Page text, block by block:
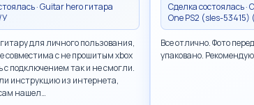
· Guitar hero гитара
У
для личного пользования,
совместима с не прошитым xbox
с подключением так и не смогли.
инструкцию из интернета,
нашел…
Сделка состоялась ·
One PS2 (sles-53415)
Все отлично. Фото
упаковано. Рекомендую